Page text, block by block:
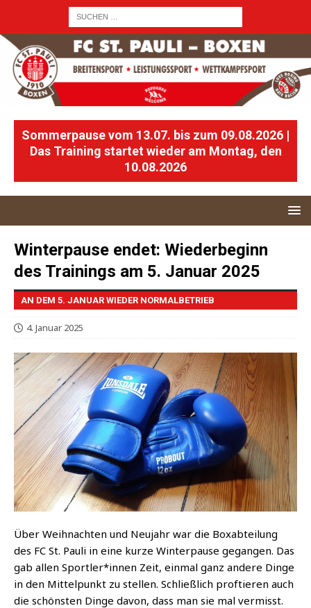
Sommerpause vom 13.07. bis zum 09.08.2026 |
Das Training startet wieder am Montag, den
10.08.2026
Winterpause endet: Wiederbeginn
des Trainings am 5. Januar 2025
AN DEM 5. JANUAR WIEDER NORMALBETRIEB
4. Januar 2025
Über Weih­nach­ten und Neu­jahr war die Box­ab­tei­lung
des FC St. Pau­li in eine kur­ze Win­ter­pau­se gegan­gen. Das
gab allen Sportler*innen Zeit, ein­mal ganz ande­re Din­ge
in den Mit­tel­punkt zu stel­len. Schließ­lich prof­tie­ren auch
die schöns­ten Din­ge davon, dass man sie mal vermisst.